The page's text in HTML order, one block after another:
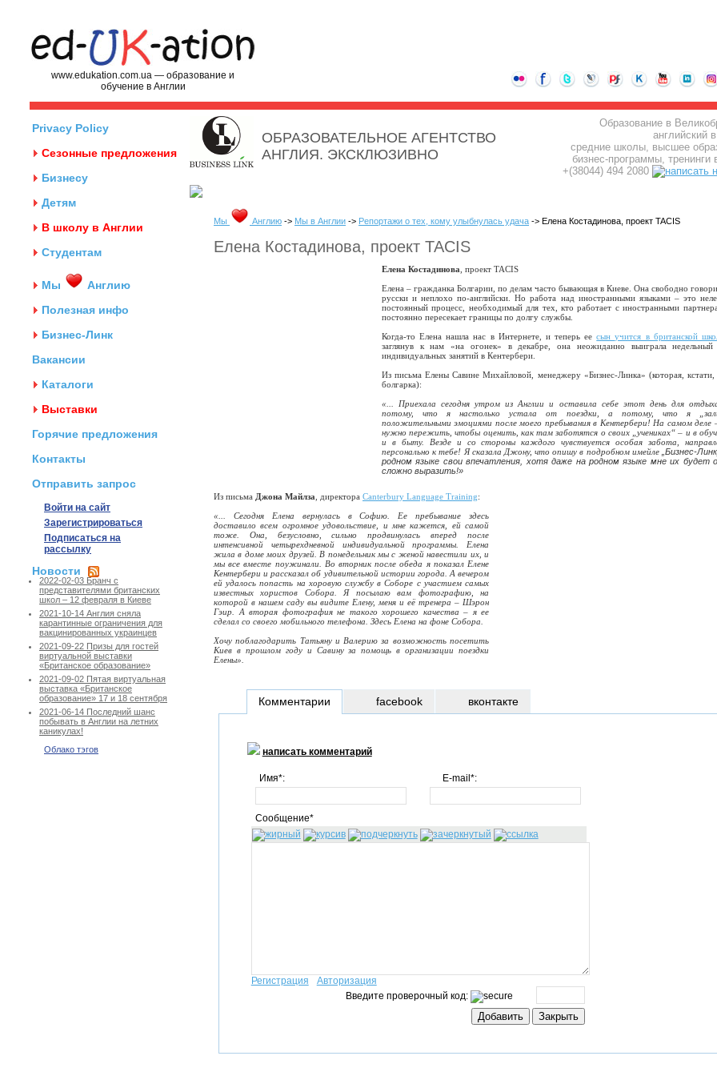
www.edukation.com.ua — образование и
обучение в Англии
Privacy Policy
Сезонные предложения
Бизнесу
Детям
В школу в Англии
Студентам
Мы
Англию
Полезная инфо
Бизнес-Линк
Вакансии
Каталоги
Выставки
Горячие предложения
Контакты
Отправить запрос
Войти на сайт
Зарегистрироваться
Подписаться на
рассылку
Новости
2022-02-03 Бранч с
представителями британских
школ – 12 февраля в Киеве
2021-10-14 Англия сняла
карантинные ограничения для
вакцинированных украинцев
2021-09-22 Призы для гостей
виртуальной выставки
«Британское образование»
2021-09-02 Пятая виртуальная
выставка «Британское
образование» 17 и 18 сентября
2021-06-14 Последний шанс
побывать в Англии на летних
каникулах!
Облако тэгов
ОБРАЗОВАТЕЛЬНОЕ АГЕНТСТВО
АНГЛИЯ. ЭКСКЛЮЗИВНО
Образование в
английский
средние школы, высшее
бизнес-программы, тренинги
+(38044) 494 2080
Мы Англию -> Мы в Англии -> Репортажи о тех, кому улыбнулась удача -> Елена Костадинова, проект TACIS
Елена Костадинова, проект TACIS
Елена Костадинова , проект TACIS
Елена – гражданка Болгарии, по делам часто бывающая в Киеве. Она свободно
русски и неплохо по-английски. Но работа над иностранными языками – это
постоянный процесс, необходимый для тех, кто работает с иностранными
постоянно пересекает границы по долгу службы.
Когда-то Елена нашла нас в Интернете, и теперь еесын учится в британской
заглянув к нам «на огонек» в декабре, она неожиданно выиграла недельный
индивидуальных занятий в Кентербери.
Из письма Елены Савине Михайловой, менеджеру «Бизнес-Линка» (которая,
болгарка):
«... Приехала сегодня утром из Англии и оставила себе этот день для
потому, что я настолько устала от поездки, а потому, что я
положительными эмоциями после моего пребывания в Кентербери! На самом деле
нужно пережить, чтобы оценить, как там заботятся о своих „учениках“ – и в
и в быту. Везде и со стороны каждого чувствуется особая забота,
персонально к тебе! Я сказала Джону, что опишу в подробном имейле Бизнес-
родном языке свои впечатления, хотя даже на родном языке мне их будет
сложно выразить!»
Из письма Джона Майлза , директора Canterbury Language Training:
«... Сегодня Елена вернулась в Софию. Ее пребывание здесь
доставило всем огромноеудовольствие, и мне кажется, ей самой
тоже. Она, безусловно, сильно продвинулась вперед после
интенсивной четырехдневной индивидуальной программы. Елена
жила в доме моих друзей. В понедельник мы с женой навестили их, и
мы все вместе поужинали. Во вторник после обеда я показал Елене
Кентербери и рассказал об удивительной истории города. А вечером
ей удалось попасть на хоровую службу в Соборе с участием самых
известных хористов Собора. Я посылаю вам фотографию, на
которой в нашем саду вы видите Елену, меня и её тренера – Шэрон
Гэир. А вторая фотография не такого хорошего качества – я ее
сделал со своего мобильного телефона. Здесь Елена на фоне Собора.
Хочу поблагодарить Татьяну и Валерию за возможность посетить
Киев в прошлом году и Савину за помощь в организации поездки
Елены».
Комментарии
написать комментарий
Имя*: E-mail*:
Сообщение*
Регистрация
Авторизация
Введите проверочный код:
facebook вконтакте